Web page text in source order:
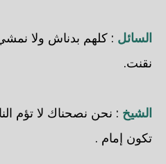
السائل : كلهم بدناش ولا
نقنت.
الشيخ : نحن نصحناك لا تؤم
تكون إمام .